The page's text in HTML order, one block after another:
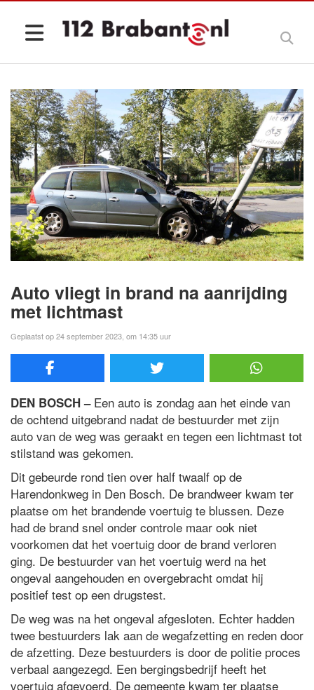
Auto vliegt in brand na aanrijding
met lichtmast
Geplaatst op 24 september 2023, om 14:35 uur
DEN BOSCH –Een auto is zondag aan het einde van
de ochtend uitgebrand nadat de bestuurder met zijn
auto van de weg was geraakt en tegen een lichtmast tot
stilstand was gekomen.
Dit gebeurde rond tien over half twaalf op de
Harendonkweg in Den Bosch. De brandweer kwam ter
plaatse om het brandende voertuig te blussen. Deze
had de brand snel onder controle maar ook niet
voorkomen dat het voertuig door de brand verloren
ging. De bestuurder van het voertuig werd na het
ongeval aangehouden en overgebracht omdat hij
positief test op een drugstest.
De weg was na het ongeval afgesloten. Echter hadden
twee bestuurders lak aan de wegafzetting en reden door
de afzetting. Deze bestuurders is door de politie proces
verbaal aangezegd. Een bergingsbedrijf heeft het
voertuig afgevoerd. De gemeente kwam ter plaatse